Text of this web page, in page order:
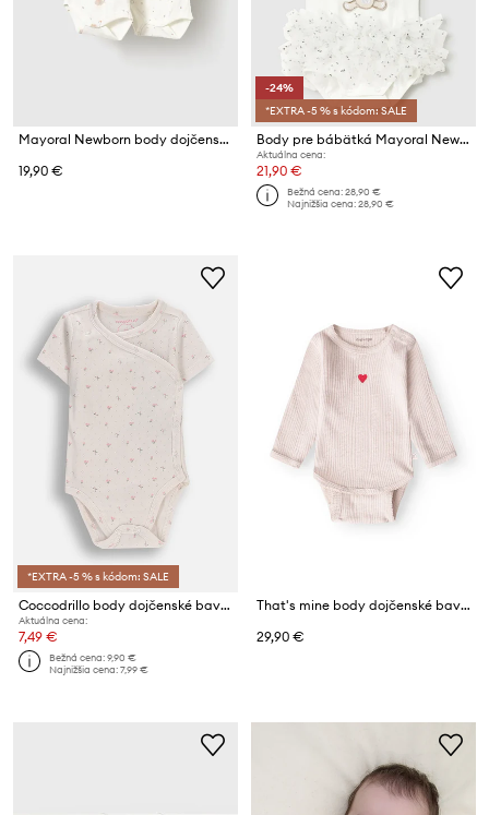
Mayoral Newborn body dojčenské s bavlnou
19,90 €
-24%
*EXTRA -5 % s kódom: SALE
Body pre bábätká Mayoral Newborn
Aktuálna cena:
21,90 €
Bežná cena:28,90 €
Najnižšia cena:28,90 €
*EXTRA -5 % s kódom: SALE
Coccodrillo body dojčenské bavlnené
Aktuálna cena:
7,49 €
Bežná cena:9,90 €
Najnižšia cena:7,99 €
That's mine body dojčenské bavlnené Signe bodystocking
29,90 €